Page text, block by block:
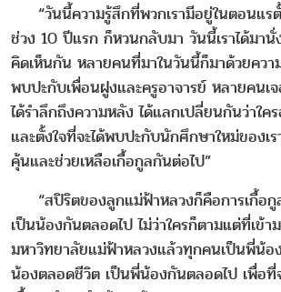
“วันนี้ความรู้สึกที่พวกเรามีอยู่ในตอนแร
ช่วง 10 ปีแรก ก็หวนกลับมา วันนี้เราได้มา
คิดเห็นกัน หลายคนที่มาในวันนี้ก็มาด้วยควา
พบปะกับเพื่อนฝูงและครูอาจารย์ หลายคนเ
ได้รำลึกถึงความหลัง ได้แลกเปลี่ยนกันว่าใค
และตั้งใจที่จะได้พบปะกับนักศึกษาใหม่ของเ
คุ้นและช่วยเหลือเกื้อกูลกันต่อไป”
“สปิริตของลูกแม่ฟ้าหลวงก็คือการเกื้อกู
เป็นน้องกันตลอดไป ไม่ว่าใครก็ตามแต่ที่เข้า
มหาวิทยาลัยแม่ฟ้าหลวงแล้วทุกคนเป็นพี่น้
น้องตลอดชีวิต เป็นพี่น้องกันตลอดไป เพื่อที่